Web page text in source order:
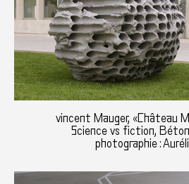
vincent Mauger, «Château
Science vs fiction,
photographie :